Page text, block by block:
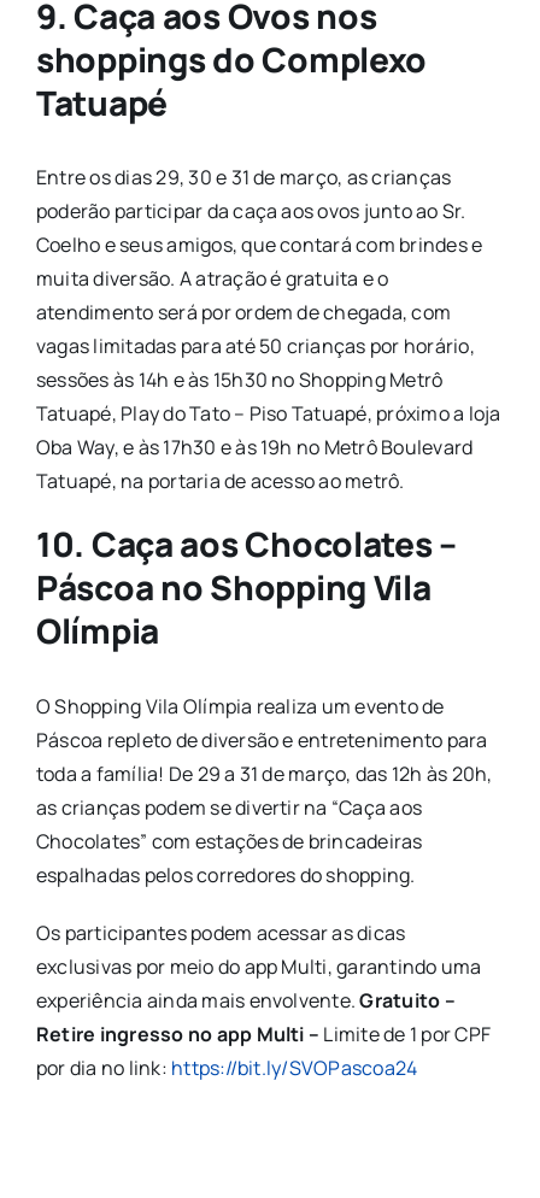
9. Caça aos Ovos nos
shoppings do Complexo
Tatuapé
Entre os dias 29, 30 e 31 de março, as crianças
poderão participar da caça aos ovos junto ao Sr.
Coelho e seus amigos, que contará com brindes e
muita diversão. A atração é gratuita e o
atendimento será por ordem de chegada, com
vagas limitadas para até 50 crianças por horário,
sessões às 14h e às 15h30 no Shopping Metrô
Tatuapé, Play do Tato – Piso Tatuapé, próximo a loja
Oba Way, e às 17h30 e às 19h no Metrô Boulevard
Tatuapé, na portaria de acesso ao metrô.
10. Caça aos Chocolates –
Páscoa no Shopping Vila
Olímpia
O Shopping Vila Olímpia realiza um evento de
Páscoa repleto de diversão e entretenimento para
toda a família! De 29 a 31 de março, das 12h às 20h,
as crianças podem se divertir na “Caça aos
Chocolates” com estações de brincadeiras
espalhadas pelos corredores do shopping.
Os participantes podem acessar as dicas
exclusivas por meio do app Multi, garantindo uma
experiência ainda mais envolvente.Gratuito –
Retire ingresso no app Multi – Limite de 1 por CPF
por dia no link: https://bit.ly/SVOPascoa24